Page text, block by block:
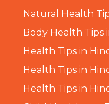
Natural Health
Body Health Tips
Health Tips in
Health Tips in
Health Tips in